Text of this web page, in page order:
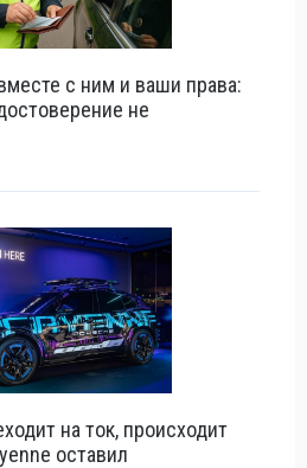
с ним и ваши права:
не
на ток, происходит
оставил